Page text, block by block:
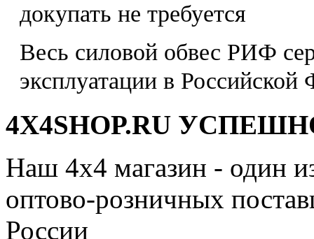
докупать не требуется
Весь силовой обвес РИФ
эксплуатации в Российской
4X4SHOP.RU
Наш 4x4 магазин - один
оптово-розничных
России